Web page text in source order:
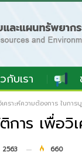
กับเรา
คราะห์ความต้องการ ในก
การ เพื่อ
2563 660